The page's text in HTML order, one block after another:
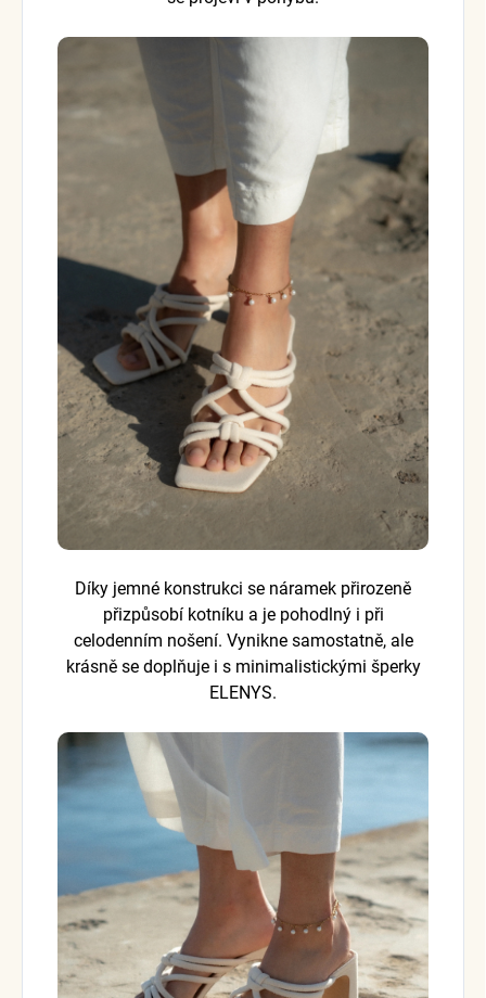
Díky jemné konstrukci se náramek přirozeně
přizpůsobí kotníku a je pohodlný i při
celodenním nošení. Vynikne samostatně, ale
krásně se doplňuje i s minimalistickými šperky
ELENYS.